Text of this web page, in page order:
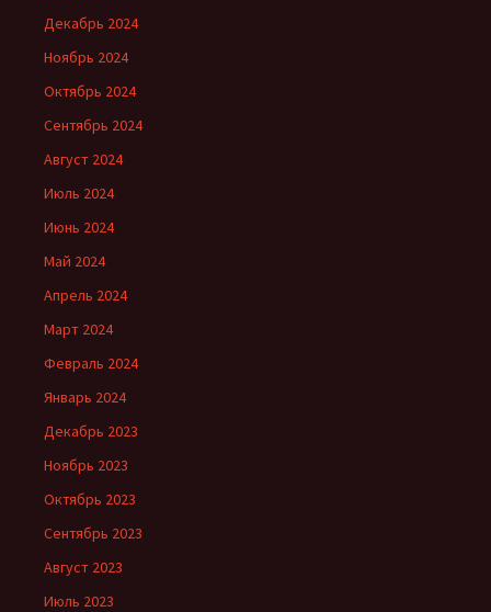
Декабрь 2024
Ноябрь 2024
Октябрь 2024
Сентябрь 2024
Август 2024
Июль 2024
Июнь 2024
Май 2024
Апрель 2024
Март 2024
Февраль 2024
Январь 2024
Декабрь 2023
Ноябрь 2023
Октябрь 2023
Сентябрь 2023
Август 2023
Июль 2023